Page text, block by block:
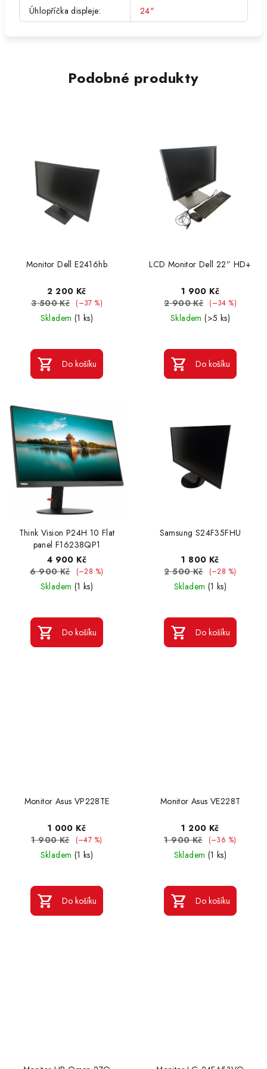
Úhlopříčka displeje: 24"
Podobné produkty
Monitor Dell E2416hb
2 200 Kč
3 500 Kč
(–37 %)
Skladem (1 ks)
Do košíku
LCD Monitor Dell 22” HD+
1 900 Kč
2 900 Kč
(–34 %)
Skladem(>5 ks)
Do košíku
Think Vision P24H 10 Flat
panel F16238QP1
4 900 Kč
6 900 Kč
(–28 %)
Skladem (1 ks)
Do košíku
Samsung S24F35FHU
1 800 Kč
2 500 Kč
(–28 %)
Skladem (1 ks)
Do košíku
Monitor Asus VP228TE
1 000 Kč
1 900 Kč
(–47 %)
Skladem (1 ks)
Do košíku
Monitor Asus VE228T
1 200 Kč
1 900 Kč
(–36 %)
Skladem (1 ks)
Do košíku